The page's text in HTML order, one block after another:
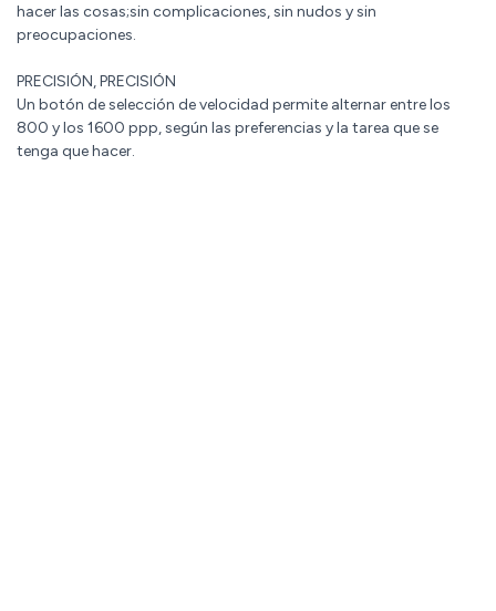
hacer las cosas;sin complicaciones, sin nudos y sin
preocupaciones.
PRECISIÓN, PRECISIÓN
Un botón de selección de velocidad permite alternar entre los
800 y los 1600 ppp, según las preferencias y la tarea que se
tenga que hacer.